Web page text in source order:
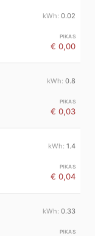
0.02
€ 0,00
0.8
€ 0,03
1.4
€ 0,04
0.33